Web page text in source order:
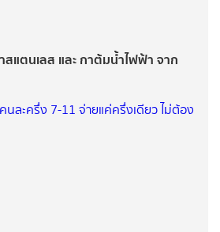
สแตนเลส และ กาต้มน้ำไฟฟ้า จาก